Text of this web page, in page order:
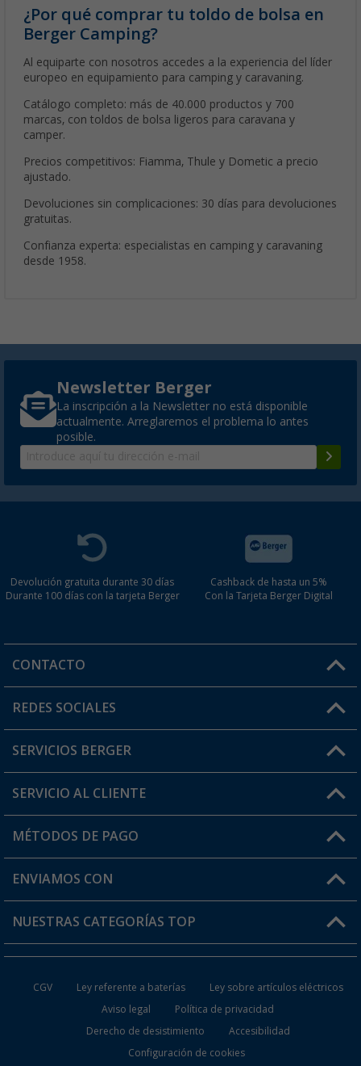
¿Por qué comprar tu toldo de bolsa en
Berger Camping?
Al equiparte con nosotros accedes a la experiencia del líder
europeo en equipamiento para camping y caravaning.
Catálogo completo: más de 40.000 productos y 700
marcas, con toldos de bolsa ligeros para caravana y
camper.
Precios competitivos: Fiamma, Thule y Dometic a precio
ajustado.
Devoluciones sin complicaciones: 30 días para devoluciones
gratuitas.
Confianza experta: especialistas en camping y caravaning
desde 1958.
Newsletter Berger
La inscripción a la Newsletter no está disponible
actualmente. Arreglaremos el problema lo antes
posible.
Devolución gratuita durante 30 días
Durante 100 días con la tarjeta Berger
Cashback de hasta un 5%
Con la Tarjeta Berger Digital
CONTACTO
Horario de atención al cliente:
¿Tienes alguna duda?
REDES SOCIALES
SERVICIOS BERGER
Conviértete en distribuidor
Mi cuenta
Tarjeta Berger Digital
SERVICIO AL CLIENTE
FAQ y Contacto
Información de envío
¿Dónde está mi pedido?
MÉTODOS DE PAGO
ENVIAMOS CON
NUESTRAS CATEGORÍAS TOP
Muebles de Camping
CGV Ley referente a baterías
Ley sobre artículos eléctricos
Aviso legal
Política de privacidad
Derecho de desistimiento
Accesibilidad
Configuración de cookies